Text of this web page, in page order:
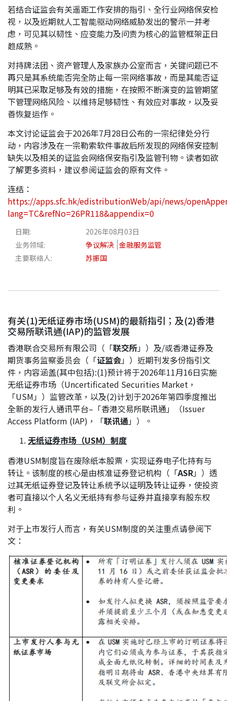
若结合证监会有关遥距工作安排的指引、全行业网络保安检
视，以及近期就人工智能驱动网络威胁发出的警示一并考
虑，可见其以韧性、应变能力及问责为核心的监管框架正日
趋成熟。
对持牌法团、资产管理人及家族办公室而言，关键问题已不
再只是其系统能否完全防止每一宗网络事故，而是其能否证
明其已采取足够及有效的措施，在按照不断演变的监管期望
下管理网络风险、以维持足够韧性、有效应对事故，以及妥
善恢复运作。
本文讨论证监会于2026年7月28日公布的一宗纪律处分行
动，内容涉及在一宗勒索软件事故后所发现的网络保安控制
缺失以及相关的证监会网络保安指引及监管刊物。读者如欲
了解更多资料，建议参阅证监会的原有文件。
连结：
https://apps.sfc.hk/edistributionWeb/api/news/
lang=TC&refNo=26PR118&appendix=0
日期:
2026年08月03日
业务领域:
争议解决 金融服务监管
主要联络人:
苏振国
有关(1)无纸证券市场(USM)的最新指引；及(2)香港
交易所联讯通(IAP)的监管发展
香港联合交易所有限公司（「联交所」）及/或香港证券及
期货事务监察委员会（「证监会」）近期刊发多份指引文
件，内容涵盖(其中包括):(1)预计将于2026年11月16日实施
无纸证券市场（Uncertificated Securities Market，
「USM」）监管改革，以及(2)计划于2026年第四季度推出
全新的发行人通讯平台–「香港交易所联讯通」（Issuer
Access Platform (IAP)，「联讯通」）。
无纸证券市场 （USM）制度
香港USM制度旨在废除纸本股票，实现证券电子化持有与
转让。该制度的核心是由核准证券登记机构（「ASR」）透
过其无纸证券登记及转让系统予以证明及转让证券，使投资
者可直接以个人名义无纸持有参与证券并直接享有股东权
利。
对于上市发行人而言，有关USM制度的关注重点请參阅下
文：